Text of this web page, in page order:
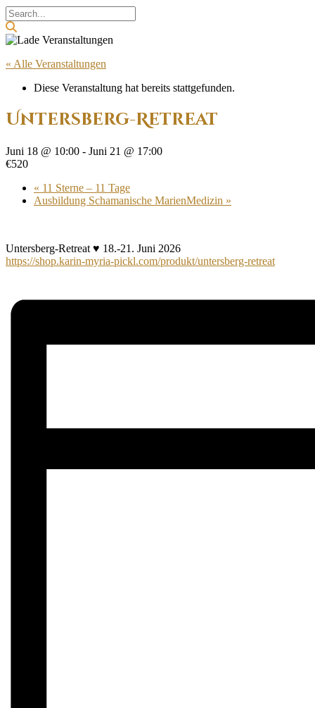
« Alle Veranstaltungen
Diese Veranstaltung hat bereits stattgefunden.
Untersberg-Retreat
Juni 18 @ 10:00 - Juni 21 @ 17:00
€520
« 11 Sterne – 11 Tage
Ausbildung Schamanische MarienMedizin »
Untersberg-Retreat ♥ 18.-21. Juni 2026
https://shop.karin-myria-pickl.com/produkt/untersberg-retreat